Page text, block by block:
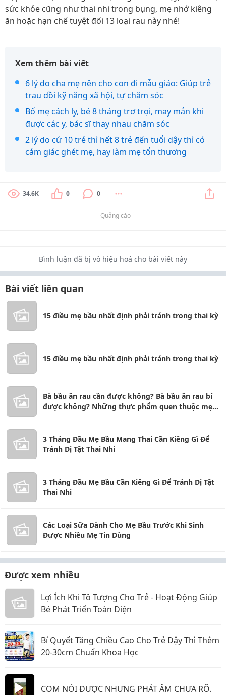
sức khỏe cũng như thai nhi trong bụng, mẹ nhớ kiêng
ăn hoặc hạn chế tuyệt đối 13 loại rau này nhé!
Xem thêm bài viết
6 lý do cha mẹ nên cho con đi mẫu giáo: Giúp trẻ
trau dồi kỹ năng xã hội, tự chăm sóc
Bố mẹ cách ly, bé 8 tháng trơ trọi, may mắn khi
được các y, bác sĩ thay nhau chăm sóc
2 lý do cứ 10 trẻ thì hết 8 trẻ đến tuổi dậy thì có
cảm giác ghét mẹ, hay làm mẹ tổn thương
34.6K 0 0
Quảng cáo
Bình luận đã bị vô hiệu hoá cho bài viết này
Bài viết liên quan
15 điều mẹ bầu nhất định phải tránh trong thai kỳ
15 điều mẹ bầu nhất định phải tránh trong thai kỳ
Bà bầu ăn rau cần được không? Bà bầu ăn rau bí
được không? Những thực phẩm quen thuộc mẹ
3 Tháng Đầu Mẹ Bầu Mang Thai Cần Kiêng Gì Để
Tránh Dị Tật Thai Nhi
3 Tháng Đầu Mẹ Bầu Cần Kiêng Gì Để Tránh Dị Tật
Thai Nhi
Các Loại Sữa Dành Cho Mẹ Bầu Trước Khi Sinh
Được Nhiều Mẹ Tin Dùng
Được xem nhiều
Lợi Ích Khi Tô Tượng Cho Trẻ - Hoạt Động Giúp
Bé Phát Triển Toàn Diện
Bí Quyết Tăng Chiều Cao Cho Trẻ Dậy Thì Thêm
20-30cm Chuẩn Khoa Học
COM NÓI ĐƯỢC NHƯNG PHÁT ÂM CHƯA RÕ.